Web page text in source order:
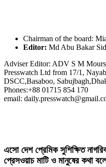
Chairman of the board:
Editor: Md Abu Bakar
Adviser Editor: ADV S M
Presswatch Ltd from 17/1,
DSCC,Basaboo,
Phones:+88 01715 854 170
email:
এসো দেশ প্রেমিক সুশিক্ষিত
প্রেসওয়াচ মাটি ও মানুষের কথা